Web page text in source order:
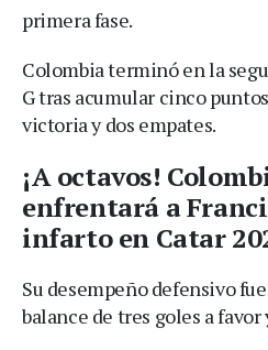
primera fase.
Colombia terminó en la
G tras acumular cinco
victoria y dos empates.
¡A octavos!
enfrentará a
infarto en Catar
Su desempeño defensivo
balance de tres goles a